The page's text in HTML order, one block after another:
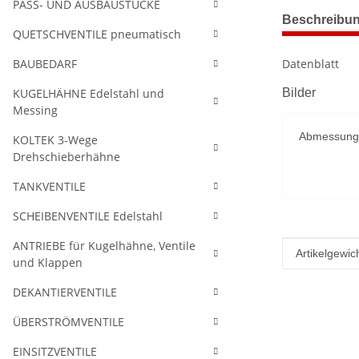
weitere
Datenblatt
Bilder
Wert
PASS- UND AUSBAUSTÜCKE
QUETSCHVENTILE pneumatisch
BAUBEDARF
KUGELHÄHNE Edelstahl und
Messing
KOLTEK 3-Wege
Drehschieberhähne
TANKVENTILE
SCHEIBENVENTILE Edelstahl
ANTRIEBE für Kugelhähne, Ventile
und Klappen
DEKANTIERVENTILE
ÜBERSTRÖMVENTILE
EINSITZVENTILE